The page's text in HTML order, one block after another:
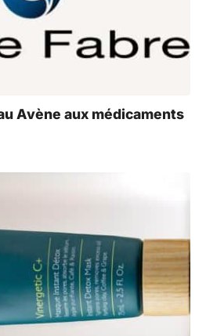
Avène aux médicaments